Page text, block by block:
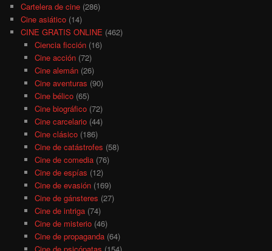
Cartelera de cine (286)
Cine asiático (14)
CINE GRATIS ONLINE (462)
Ciencia ficción(16)
Cine acción(72)
Cine alemán(26)
Cine aventuras (90)
Cine bélico(65)
Cine biográfico(72)
Cine carcelario(44)
Cine clásico(186)
Cine de catástrofes (58)
Cine de comedia(76)
Cine de espías (12)
Cine de evasión(169)
Cine de gánsteres (27)
Cine de intriga(74)
Cine de misterio(46)
Cine de propaganda(64)